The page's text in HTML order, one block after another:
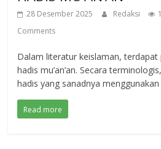
28 Desember 2025 Redaksi
Comments
Dalam literatur keislaman,
hadis mu’an’an. Secara
hadis yang sanadnya menggunakan
Read more